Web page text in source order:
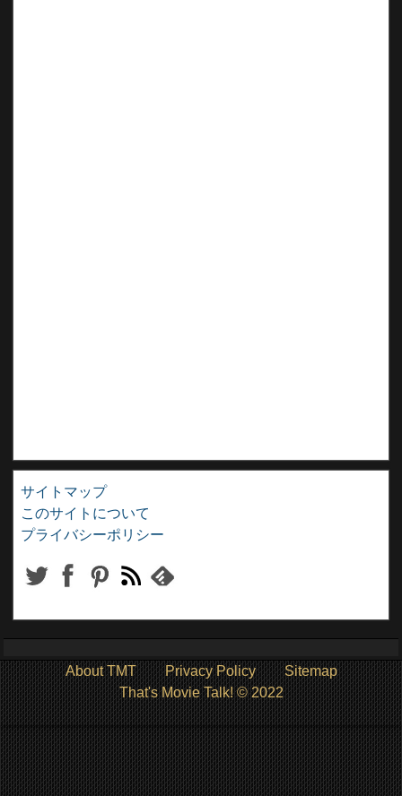
サイトマップ
このサイトについて
プライバシーポリシー
About TMT Privacy Policy
Sitemap
That's Movie Talk! © 2022